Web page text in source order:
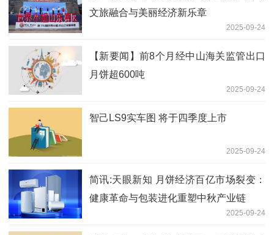
文旅融合与美丽经济新乐章
2025-09-24
【新要闻】前8个月经中山海关监管出口
月饼超600吨
2025-09-24
智己LS9实车图 将于四季度上市
2025-09-24
简讯:天眼新知 月饼经济百亿市场裂变：
健康革命与包装进化重塑中秋产业链
2025-09-24